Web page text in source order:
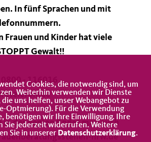
In fünf Sprachen und mit
Frauen und Kinder hat viele
Gewalt!!
- 116016
der Region findet man auch
nrw.de
Cookies, die notwendig sind, um
Weiterhin verwenden wir Dienste
uns helfen, unser Webangebot zu
Optmierung). Für die Verwendung
benötigen wir Ihre Einwilligung. Ihre
Sie jederzeit widerrufen. Weitere
Sie in unserer Datenschutzerklärung.